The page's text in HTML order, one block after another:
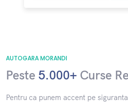
AUTOGARA MORANDI
Peste 5.000+ Curse
​Pentru ca punem accent pe